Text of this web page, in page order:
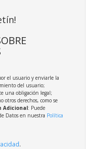
el usuario y enviarle la
del usuario;
una obligación legal;
otros derechos, como se
Adicional: Puede
Datos en nuestra Política
.